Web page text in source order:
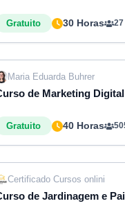
30 Horas
Gratuito 27
Maria Eduarda Buhrer
de Marketing Digital
40 Horas
Gratuito
Certificado Cursos onlini
de Jardinagem e